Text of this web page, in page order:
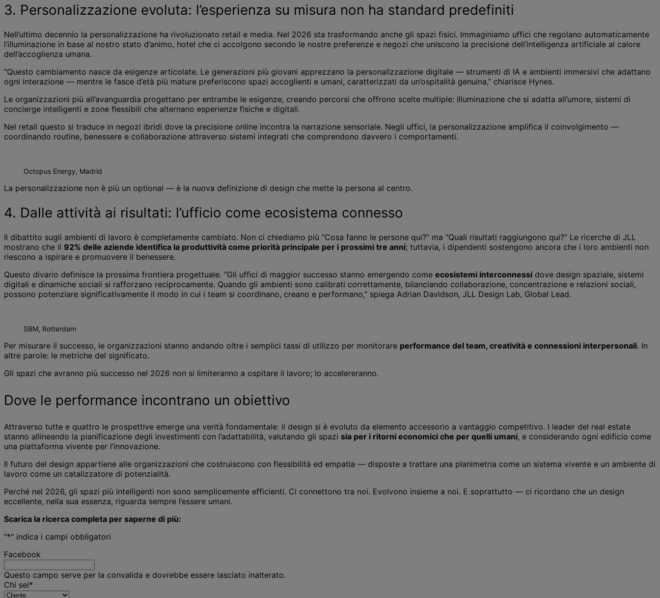
3. Personalizzazione evoluta: l’esperienza su misura non ha standard predefiniti
Nell’ultimo decennio la personalizzazione ha rivoluzionato retail e media. Nel 2026 sta trasformando anche gli spazi fisici. Immaginiamo uffici che regolano automaticamente
l’illuminazione in base al nostro stato d’animo, hotel che ci accolgono secondo le nostre preferenze e negozi che uniscono la precisione dell’intelligenza artificiale al calore
dell’accoglienza umana.
“Questo cambiamento nasce da esigenze articolate. Le generazioni più giovani apprezzano la personalizzazione digitale — strumenti di IA e ambienti immersivi che adattano
ogni interazione — mentre le fasce d’età più mature preferiscono spazi accoglienti e umani, caratterizzati da un’ospitalità genuina,” chiarisce Hynes.
Le organizzazioni più all’avanguardia progettano per entrambe le esigenze, creando percorsi che offrono scelte multiple: illuminazione che si adatta all’umore, sistemi di
concierge intelligenti e zone flessibili che alternano esperienze fisiche e digitali.
Nel retail questo si traduce in negozi ibridi dove la precisione online incontra la narrazione sensoriale. Negli uffici, la personalizzazione amplifica il coinvolgimento —
coordinando routine, benessere e collaborazione attraverso sistemi integrati che comprendono davvero i comportamenti.
Octopus Energy, Madrid
La personalizzazione non è più un optional — è la nuova definizione di design che mette la persona al centro.
4. Dalle attività ai risultati: l’ufficio come ecosistema connesso
Il dibattito sugli ambienti di lavoro è completamente cambiato. Non ci chiediamo più “Cosa fanno le persone qui?” ma “Quali risultati raggiungono qui?” Le ricerche di JLL
mostrano che il 92% delle aziende identifica la produttività come priorità principale per i prossimi tre anni; tuttavia, i dipendenti sostengono ancora che i loro ambienti non
riescono a ispirare e promuovere il benessere.
Questo divario definisce la prossima frontiera progettuale. “Gli uffici di maggior successo stanno emergendo come ecosistemi interconnessi dove design spaziale, sistemi
digitali e dinamiche sociali si rafforzano reciprocamente. Quando gli ambienti sono calibrati correttamente, bilanciando collaborazione, concentrazione e relazioni sociali,
possono potenziare significativamente il modo in cui i team si coordinano, creano e performano,” spiega Adrian Davidson, JLL Design Lab, Global Lead.
SBM, Rotterdam
Per misurare il successo, le organizzazioni stanno andando oltre i semplici tassi di utilizzo per monitorare performance del team, creatività e connessioni interpersonali. In
altre parole: le metriche del significato.
Gli spazi che avranno più successo nel 2026 non si limiteranno a ospitare il lavoro; lo accelereranno.
Dove le performance incontrano un obiettivo
Attraverso tutte e quattro le prospettive emerge una verità fondamentale: il design si è evoluto da elemento accessorio a vantaggio competitivo. I leader del real estate
stanno allineando la pianificazione degli investimenti con l’adattabilità, valutando gli spazi sia per i ritorni economici che per quelli umani, e considerando ogni edificio come
una piattaforma vivente per l’innovazione.
Il futuro del design appartiene alle organizzazioni che costruiscono con flessibilità ed empatia — disposte a trattare una planimetria come un sistema vivente e un ambiente di
lavoro come un catalizzatore di potenzialità.
Perché nel 2026, gli spazi più intelligenti non sono semplicemente efficienti. Ci connettono tra noi. Evolvono insieme a noi. E soprattutto — ci ricordano che un design
eccellente, nella sua essenza, riguarda sempre l’essere umani.
Scarica la ricerca completa per saperne di più:
"*" indica i campi obbligatori
Facebook
Questo campo serve per la convalida e dovrebbe essere lasciato inalterato.
Chi sei*